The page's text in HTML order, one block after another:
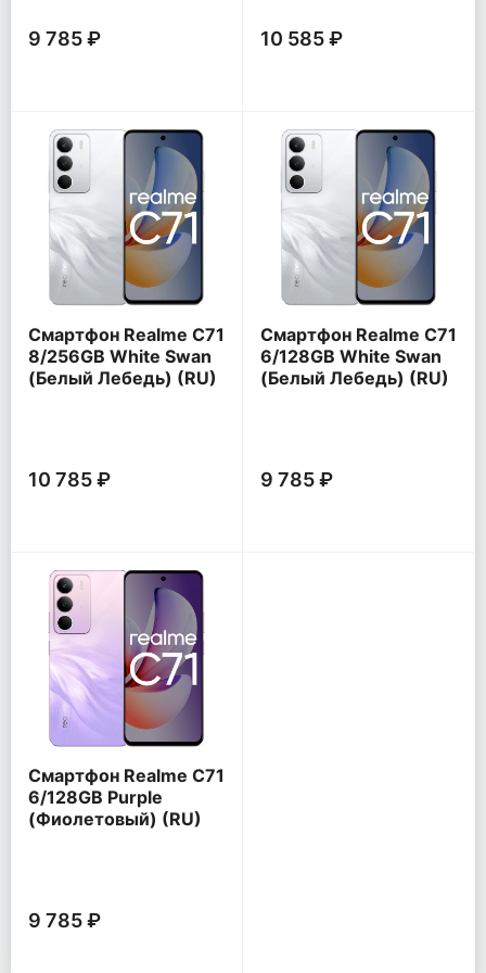
9 785 ₽ 10 585 ₽
Смартфон Realme C71
8/256GB White Swan
(Белый Лебедь) (RU)
10 785 ₽
Смартфон Realme C71
6/128GB White Swan
(Белый Лебедь) (RU)
9 785 ₽
Смартфон Realme C71
6/128GB Purple
(Фиолетовый) (RU)
9 785 ₽